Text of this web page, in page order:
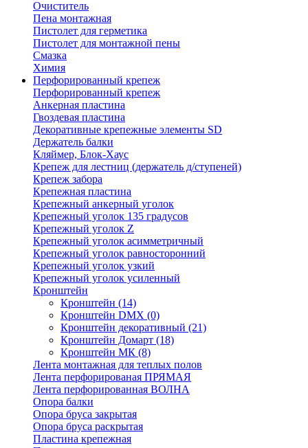
Очиститель
Пена монтажная
Пистолет для герметика
Пистолет для монтажной пены
Смазка
Химия
Перфорированный крепеж
Перфорированный крепеж
Анкерная пластина
Гвоздевая пластина
Декоративные крепежные элементы SD
Держатель балки
Кляймер, Блок-Хаус
Крепеж для лестниц (держатель д/ступеней)
Крепеж забора
Крепежная пластина
Крепежный анкерный уголок
Крепежный уголок 135 градусов
Крепежный уголок Z
Крепежный уголок асимметричный
Крепежный уголок равносторонний
Крепежный уголок узкий
Крепежный уголок усиленный
Кронштейн
Кронштейн (14)
Кронштейн DMX (0)
Кронштейн декоративный (21)
Кронштейн Домарт (18)
Кронштейн МК (8)
Лента монтажная для теплых полов
Лента перфорированая ПРЯМАЯ
Лента перфорированная ВОЛНА
Опора балки
Опора бруса закрытая
Опора бруса раскрытая
Пластина крепежная